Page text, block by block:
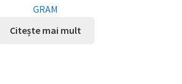
GRAM
Citește mai mult